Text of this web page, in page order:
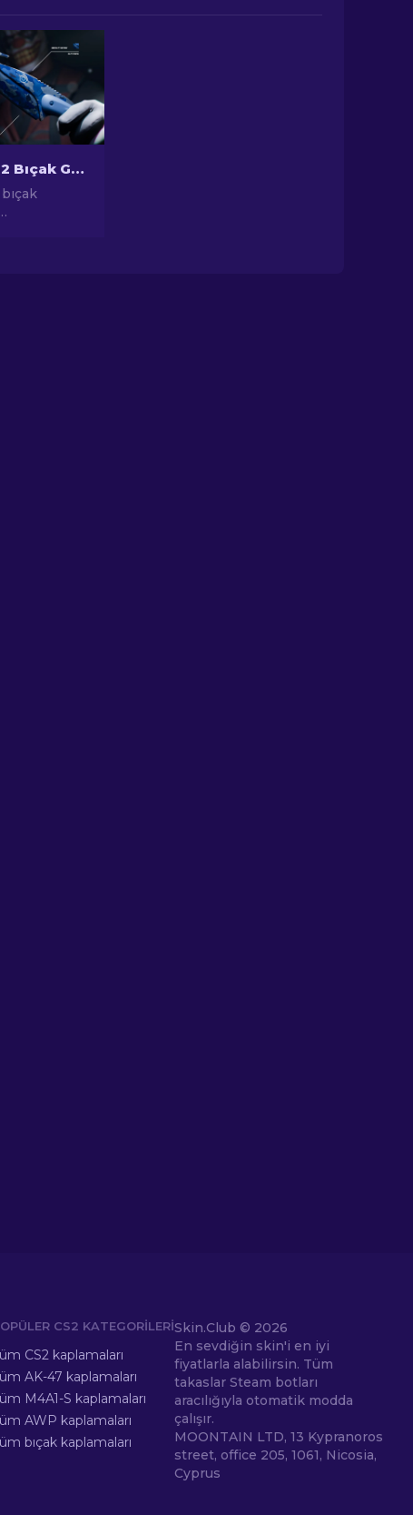
En Ucuz CS2 Bıçak Görünümleri [2026]
CS2 KATEGORILERI
CS2 kaplamaları
AK-47 kaplamaları
M4A1-S kaplamaları
AWP kaplamaları
bıçak kaplamaları
Skin.Club © 2026
En sevdiğin skin'i en iyi
fiyatlarla alabilirsin. Tüm
takaslar Steam botları
aracılığıyla otomatik modda
çalışır.
MOONTAIN LTD, 13 Kypranoros
street, office 205, 1061, Nicosia,
Cyprus